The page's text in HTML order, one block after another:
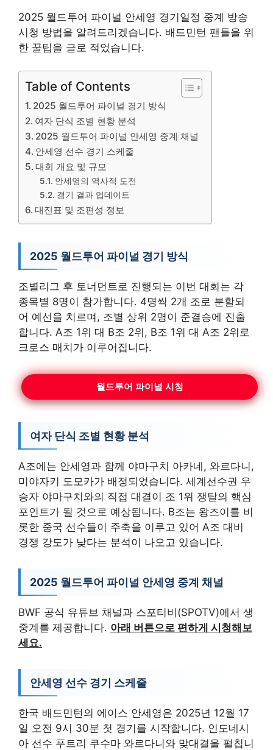
2025 월드투어 파이널 안세영 경기일정 중계 방송
시청 방법을 알려드리겠습니다. 배드민턴 팬들을 위
한 꿀팁을 글로 적었습니다.
Table of Contents
2025 월드투어 파이널 경기 방식
여자 단식 조별 현황 분석
2025 월드투어 파이널 안세영 중계 채널
안세영 선수 경기 스케줄
대회 개요 및 규모
안세영의 역사적 도전
경기 결과 업데이트
대진표 및 조편성 정보
2025 월드투어 파이널 경기 방식
조별리그 후 토너먼트로 진행되는 이번 대회는 각
종목별 8명이 참가합니다. 4명씩 2개 조로 분할되
어 예선을 치르며, 조별 상위 2명이 준결승에 진출
합니다. A조 1위 대 B조 2위, B조 1위 대 A조 2위로
크로스 매치가 이루어집니다.
월드투어 파이널 시청
여자 단식 조별 현황 분석
A조에는 안세영과 함께 야마구치 아카네, 와르다니,
미야자키 도모카가 배정되었습니다. 세계선수권 우
승자 야마구치와의 직접 대결이 조 1위 쟁탈의 핵심
포인트가 될 것으로 예상됩니다. B조는 왕즈이를 비
롯한 중국 선수들이 주축을 이루고 있어 A조 대비
경쟁 강도가 낮다는 분석이 나오고 있습니다.
2025 월드투어 파이널 안세영 중계 채널
BWF 공식 유튜브 채널과 스포티비(SPOTV)에서 생
중계를 제공합니다. 아래 버튼으로 편하게 시청해보
세요.
안세영 선수 경기 스케줄
한국 배드민턴의 에이스 안세영은 2025년 12월 17
일 오전 9시 30분 첫 경기를 시작합니다. 인도네시
아 선수 푸트리 쿠수마 와르다니와 맞대결을 펼칩니